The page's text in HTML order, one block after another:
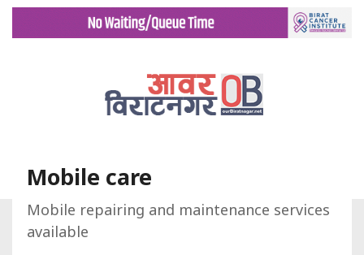
गृह पृष्ट डिरेक्टरी
Mobile care
Mobile repairing and maintenance services
available